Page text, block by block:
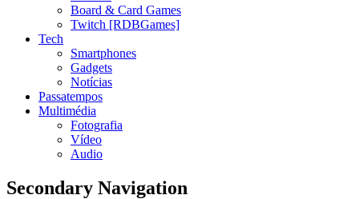
Board & Card Games
Twitch [RDBGames]
Tech
Smartphones
Gadgets
Notícias
Passatempos
Multimédia
Fotografia
Vídeo
Audio
Secondary Navigation